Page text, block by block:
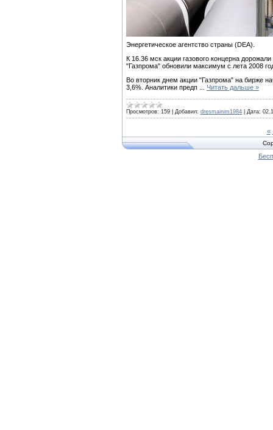
Энергетическое агентство страны (DEA).
К 16.36 мск акции газового концерна
"Газпрома" обновили максимум с лета 2008
Во вторник днем акции "Газпрома" на бирже
3,6%. Аналитики предп
Читать дальше »
Просмотров: 159 Добавил: dresmainim1984 Дата:
«